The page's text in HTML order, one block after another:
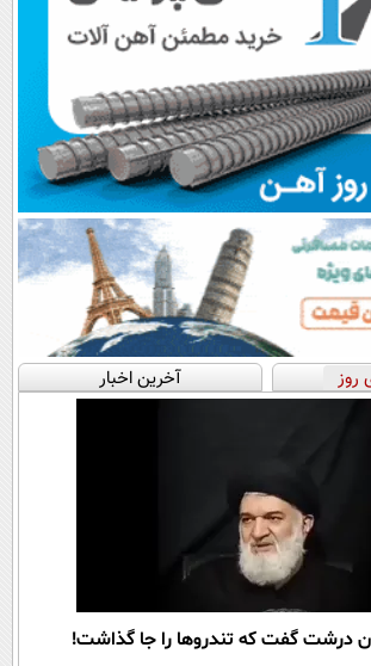
روز آخرین اخبار
درشت گفت که تندروها را جا گذاشت!